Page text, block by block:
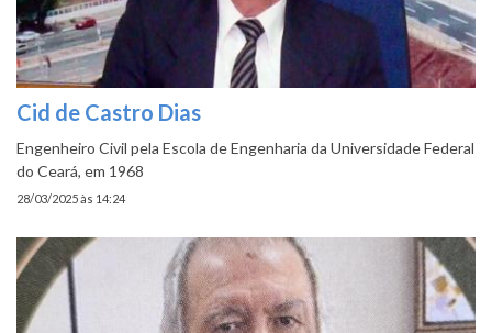
Cid de Castro Dias
Engenheiro Civil pela Escola de Engenharia da Universidade Federal
do Ceará, em 1968
28/03/2025 às 14:24